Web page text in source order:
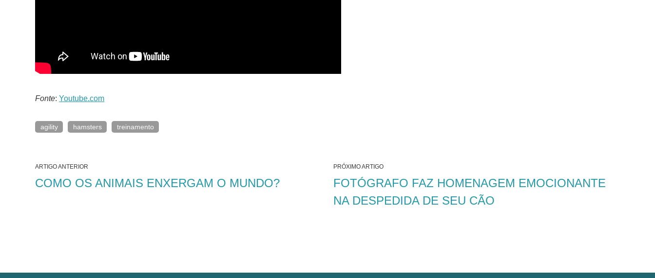
Fonte: Youtube.com
agility hamsters treinamento
ARTIGO ANTERIOR
COMO OS ANIMAIS ENXERGAM O MUNDO?
PRÓXIMO ARTIGO
FOTÓGRAFO FAZ HOMENAGEM EMOCIONANTE
NA DESPEDIDA DE SEU CÃO